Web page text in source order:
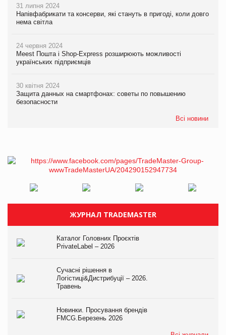
31 липня 2024
Напівфабрикати та консерви, які стануть в пригоді, коли довго
нема світла
24 червня 2024
Meest Пошта і Shop-Express розширюють можливості
українських підприємців
30 квітня 2024
Защита данных на смартфонах: советы по повышению
безопасности
Всі новини
ЖУРНАЛ TRADEMASTER
Каталог Головних Проєктів
PrivateLabel – 2026
Сучасні рішення в
Логістиці&Дистрибуції – 2026.
Травень
Новинки. Просування брендів
FMCG.Березень 2026